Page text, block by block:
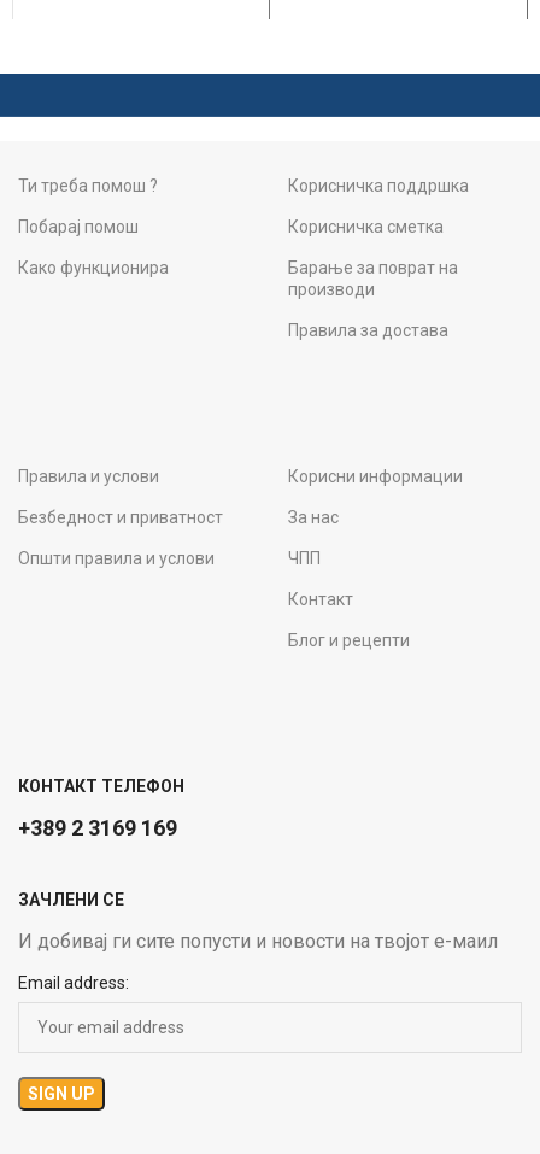
Ти треба помош ?
Побарај помош
Како функционира
Корисничка поддршка
Корисничка сметка
Барање за поврат на
производи
Правила за достава
Правила и услови
Безбедност и приватност
Општи правила и услови
Корисни информации
За нас
ЧПП
Контакт
Блог и рецепти
КОНТАКТ ТЕЛЕФОН
+389 2 3169 169
ЗАЧЛЕНИ СЕ
И добивај ги сите попусти и новости на твојот е-маил
Email address: